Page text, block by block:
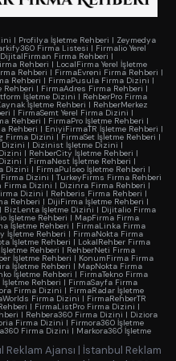
| Profilya İşletme Rehberi | Zeymedya
Firma Listesi | Firmalio Yerel
DijitalFirman Firma Rehberi |
Rehberi | LocalFirma Yerel İşletme
Rehberi | FirmaEvreni Firma Rehberi |
Rehberi | FirmaPusula Firma Dizini |
Rehberi | FirmaAdres Firma Rehberi |
İşletme Dizini | RehberPro Firma
İşletme Rehberi | RehberMerkez
| FirmaSemt Yerel Firma Dizini |
Rehberi | FirmaPro İşletme Rehberi |
Rehberi | EniyiFirmaTR İşletme Rehberi |
Firma Dizini |FirmaSet İşletme Rehberi |
Dizini | Dizinist İşletme Dizini |
| RehberCity İşletme Rehberi |
| FirmaNest İşletme Rehberi |
Dizini | FirmaPulseo İşletme Rehberi |
Dizini | TurkeyFirms Firma Rehberi
Firma Dizini | Dizinra Firma Rehberi |
Dizini | Rehberis Firma Rehberi |
Rehberi | DijiFirma İşletme Rehberi |
| BizLenta İşletme Dizini | Dijitalio Firma
İşletme Rehberi | MapFirma Firma
İşletme Rehberi | FirmaLinka Firma
İşletme Rehberi | FirmaNokta Firma
İşletme Rehberi | LokalRehber Firma
Rehberi | RehberNeti Firma
İşletme Rehberi | KonumFirma Firma
İşletme Rehberi | MapNokta Firma
İşletme Rehberi | FirmaTekno Firma
Rehberi | FirmaSayfa Firma
Firma Dizini | FirmaRadar İşletme
Firma Dizini | FirmaRehberTR
| FirmaListPro Firma Dizini |
| Rehbera360 Firma Dizini | Diziora
Firma Dizini | Firmora360 İşletme
Firma Dizini | Markora360 İşletme
Reklam Ajansı | İstanbul Reklam